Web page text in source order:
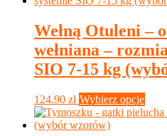
Opcje
można
na
stronie
Wełną Otuleni –
wełniana –
SIO 7-15 kg
124.90 zł Wybierz opcje